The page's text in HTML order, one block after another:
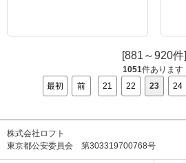
[881～920件]
1051件あります
最初
前 21 22 23 24
株式会社ロフト
東京都公安委員会 第303319700768号